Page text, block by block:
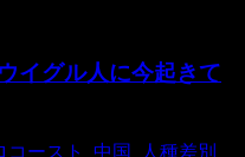
イグル人に今起きて
コースト 中国 人種差別